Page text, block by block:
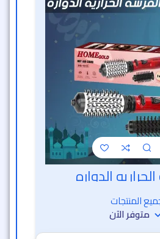
الدواره
المنتجات
متوفر الآن